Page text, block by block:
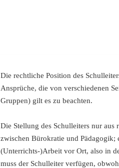
Die rechtliche Position des
Ansprüche, die von verschiedenen
Gruppen) gilt es zu beachten.
Die Stellung des Schulleiters nur
zwischen Bürokratie und Pädagogik;
(Unterrichts-)Arbeit vor Ort, also in
muss der Schulleiter verfügen,